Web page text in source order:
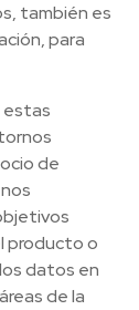
también es
para
estas
de
producto o
datos en
de la